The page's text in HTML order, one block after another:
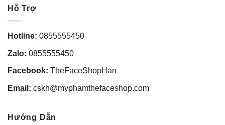
Hỗ Trợ
Hotline: 0855555450
Zalo: 0855555450
Facebook: TheFaceShopHan
Email: cskh@myphamthefaceshop.com
Hướng Dẫn